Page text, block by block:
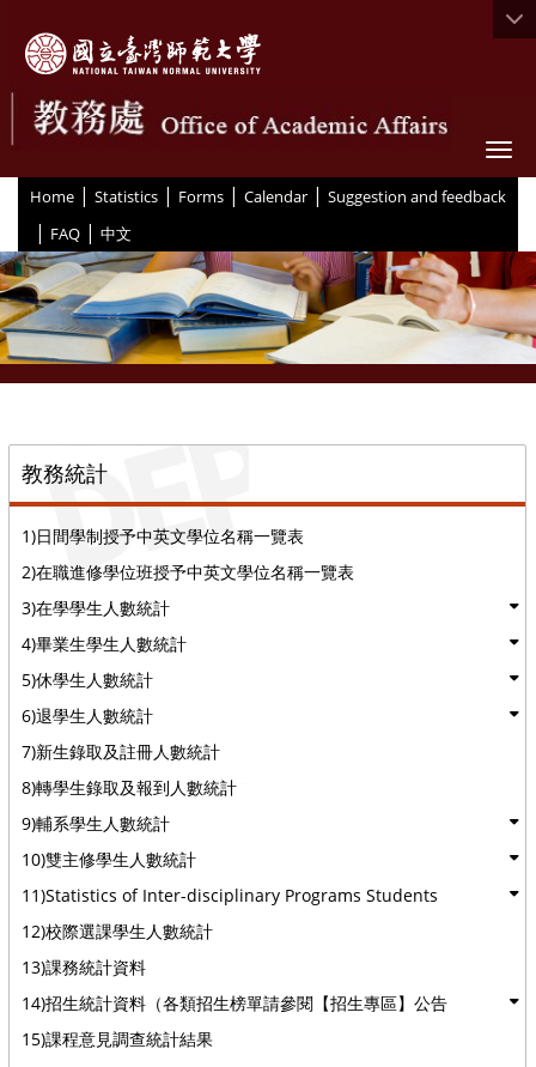
Home | Statistics | Forms | Calendar | Suggestion and feedback
| FAQ | 中文
教務統計
1)日間學制授予中英文學位名稱一覽表
2)在職進修學位班授予中英文學位名稱一覽表
3)在學學生人數統計
4)畢業生學生人數統計
5)休學生人數統計
6)退學生人數統計
7)新生錄取及註冊人數統計
8)轉學生錄取及報到人數統計
9)輔系學生人數統計
10)雙主修學生人數統計
11)Statistics of Inter-disciplinary Programs Students
12)校際選課學生人數統計
13)課務統計資料
14)招生統計資料（各類招生榜單請參閱【招生專區】公告
15)課程意見調查統計結果